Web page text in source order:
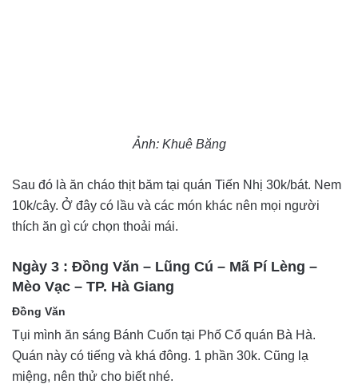
Ảnh: Khuê Băng
Sau đó là ăn cháo thịt băm tại quán Tiến Nhị 30k/bát. Nem
10k/cây. Ở đây có lầu và các món khác nên mọi người
thích ăn gì cứ chọn thoải mái.
Ngày 3 : Đồng Văn – Lũng Cú – Mã Pí Lèng –
Mèo Vạc – TP. Hà Giang
Đồng Văn
Tụi mình ăn sáng Bánh Cuốn tại Phố Cổ quán Bà Hà.
Quán này có tiếng và khá đông. 1 phần 30k. Cũng lạ
miệng, nên thử cho biết nhé.